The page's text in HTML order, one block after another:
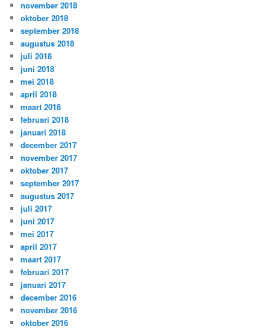
november 2018
oktober 2018
september 2018
augustus 2018
juli 2018
juni 2018
mei 2018
april 2018
maart 2018
februari 2018
januari 2018
december 2017
november 2017
oktober 2017
september 2017
augustus 2017
juli 2017
juni 2017
mei 2017
april 2017
maart 2017
februari 2017
januari 2017
december 2016
november 2016
oktober 2016